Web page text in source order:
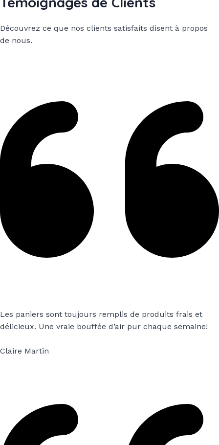
Découvrez ce que nos clients satisfaits disent à propos
de nous.
Les paniers sont toujours remplis de produits frais et
délicieux. Une vraie bouffée d’air pur chaque semaine!
Claire Martin